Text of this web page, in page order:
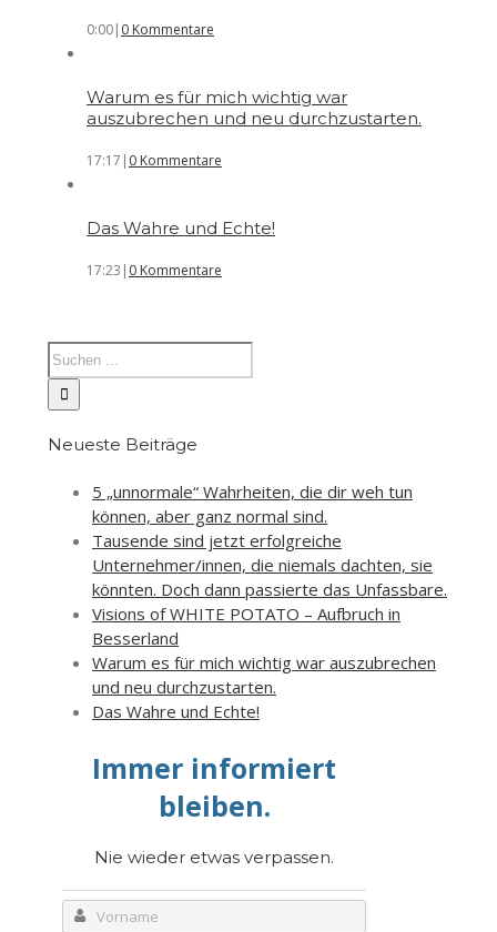
0:00| 0 Kommentare
Warum es für mich wichtig war
auszubrechen und neu durchzustarten.
17:17 | 0 Kommentare
Das Wahre und Echte!
17:23 | 0 Kommentare
Neueste Beiträge
5 „unnormale“ Wahrheiten, die dir weh tun
können, aber ganz normal sind.
Tausende sind jetzt erfolgreiche
Unternehmer/innen, die niemals dachten, sie
könnten. Doch dann passierte das Unfassbare.
Visions of WHITE POTATO – Aufbruch in
Besserland
Warum es für mich wichtig war auszubrechen
und neu durchzustarten.
Das Wahre und Echte!
Immer informiert
bleiben.
Nie wieder etwas verpassen.